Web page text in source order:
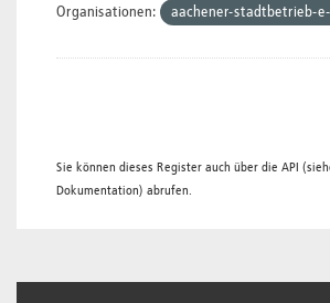
Organisationen: aachener-stadtbetrieb-
Sie können dieses Register auch über die API
Dokumentation) abrufen.